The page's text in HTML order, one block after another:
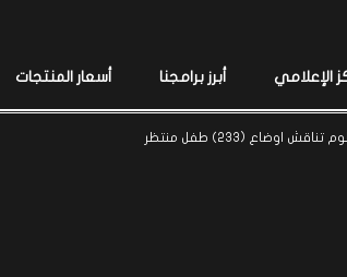
الإعلامي أبرز برامجنا أسعار المنتجات
اوضاع (233) طفل منتظر